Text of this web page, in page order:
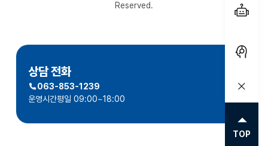
Reserved.
상담 전화
063-853-1239
운영시간평일 09:00~18:00
TOP
서비스
채팅상